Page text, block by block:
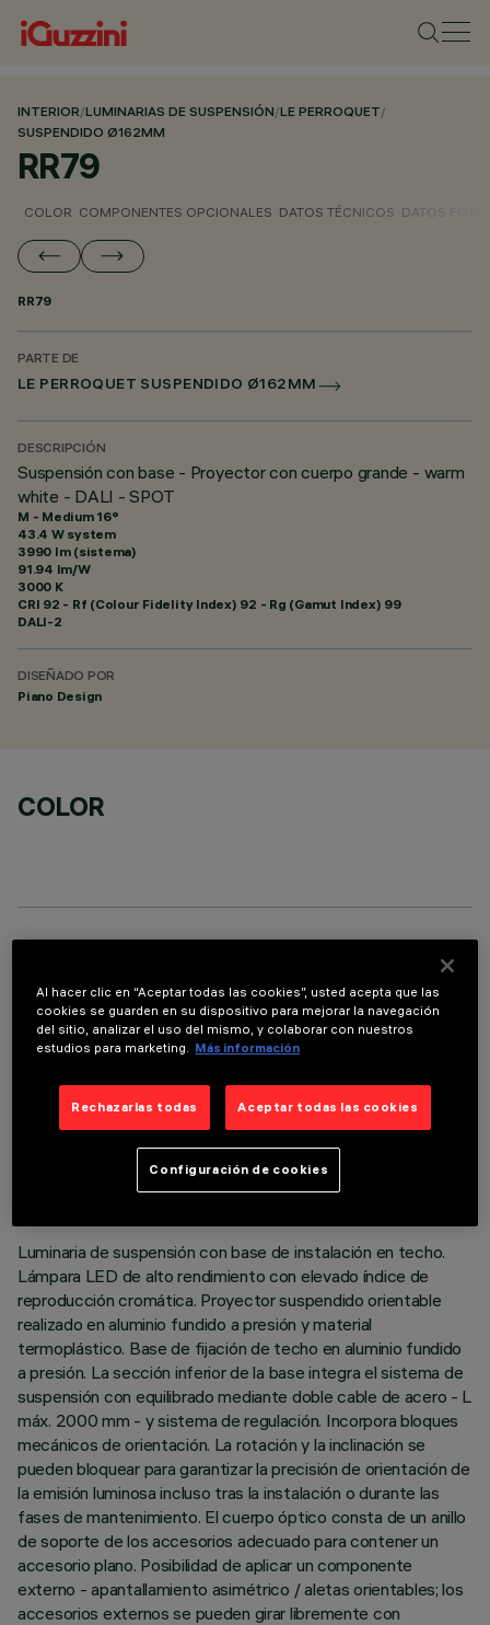
INTERIOR/LUMINARIAS DE SUSPENSIÓN/LE PERROQUET/
SUSPENDIDO Ø162MM
RR79
COLOR COMPONENTES OPCIONALES DATOS TÉCNICOS DATOS
RR79
PARTE DE
LE PERROQUET SUSPENDIDO Ø162MM
DESCRIPCIÓN
Suspensión con base - Proyector con cuerpo grande - warm
white - DALI - SPOT
M - Medium 16°
43.4 W system
3990 lm (sistema)
91.94 lm/W
3000 K
CRI 92 - Rf (Colour Fidelity Index) 92 - Rg (Gamut Index) 99
DALI-2
DISEÑADO POR
Piano Design
COLOR
DATOS TÉCNICOS
Luminaria de suspensión con base de instalación en techo.
Lámpara LED de alto rendimiento con elevado índice de
reproducción cromática. Proyector suspendido orientable
realizado en aluminio fundido a presión y material
termoplástico. Base de fijación de techo en aluminio fundido
a presión. La sección inferior de la base integra el sistema de
suspensión con equilibrado mediante doble cable de acero - L
máx. 2000 mm - y sistema de regulación. Incorpora bloques
mecánicos de orientación. La rotación y la inclinación se
pueden bloquear para garantizar la precisión de orientación de
la emisión luminosa incluso tras la instalación o durante las
fases de mantenimiento. El cuerpo óptico consta de un anillo
de soporte de los accesorios adecuado para contener un
accesorio plano. Posibilidad de aplicar un componente
externo - apantallamiento asimétrico / aletas orientables; los
accesorios externos se pueden girar libremente con
Al hacer clic en “Aceptar todas las cookies”, usted acepta que las
cookies se guarden en su dispositivo para mejorar la navegación
del sitio, analizar el uso del mismo, y colaborar con nuestros
estudios para marketing. Más información
Rechazarlas todas Aceptar todas las cookies
Configuración de cookies